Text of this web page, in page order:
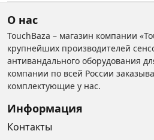
О нас
TouchBaza – магазин компании
крупнейших производителей
антивандального оборудования
компании по всей России
комплектующие у нас.
Информация
Контакты